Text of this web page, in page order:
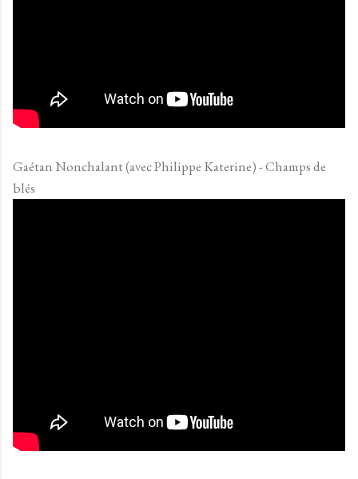
Gaétan Nonchalant (avec Philippe Katerine) - Champs de
blés